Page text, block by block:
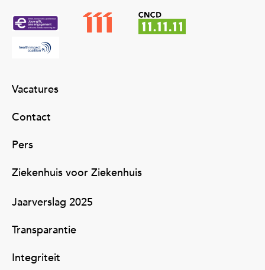
Vacatures
Contact
Pers
Ziekenhuis voor Ziekenhuis
Jaarverslag 2025
Transparantie
Integriteit